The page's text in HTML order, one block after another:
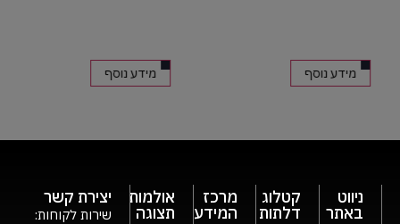
ניווט
באתר
קטלוג
דלתות
מרכז
המידע
אולמות
תצוגה
יצירת קשר
שירות לקוחות: